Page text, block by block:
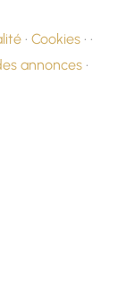
· Cookies · ·
annonces ·